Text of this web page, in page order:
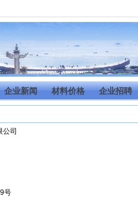
企业新闻 材料价格 企业招聘
公司
号